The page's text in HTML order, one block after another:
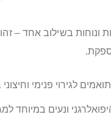
ונעים במיוחד